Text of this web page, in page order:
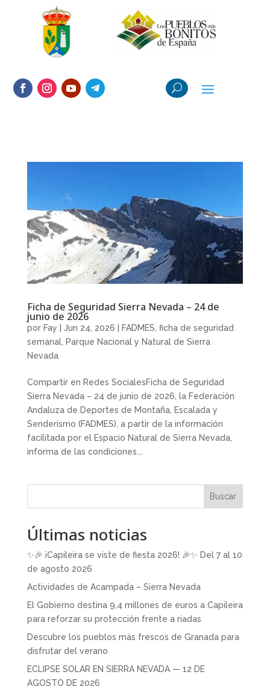
Ficha de Seguridad Sierra Nevada – 24 de
junio de 2026
por Fay Jun 24, 2026 FADMES, ficha de seguridad
semanal, Parque Nacional y Natural de Sierra
Nevada
Compartir en Redes SocialesFicha de Seguridad
Sierra Nevada – 24 de junio de 2026, la Federación
Andaluza de Deportes de Montaña, Escalada y
Senderismo (FADMES), a partir de la información
facilitada por el Espacio Natural de Sierra Nevada,
informa de las condiciones...
Buscar
Últimas noticias
✨🎉 ¡Capileira se viste de fiesta 2026! 🎉✨ Del 7 al 10
de agosto 2026
Actividades de Acampada – Sierra Nevada
El Gobierno destina 9,4 millones de euros a Capileira
para reforzar su protección frente a riadas
Descubre los pueblos más frescos de Granada para
disfrutar del verano
ECLIPSE SOLAR EN SIERRA NEVADA — 12 DE
AGOSTO DE 2026